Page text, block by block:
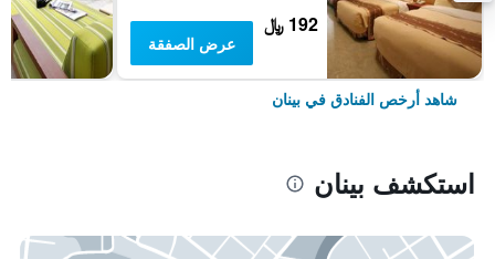
192 ﷼
عرض الصفقة
شاهد أرخص الفنادق في بينان
استكشف بينان